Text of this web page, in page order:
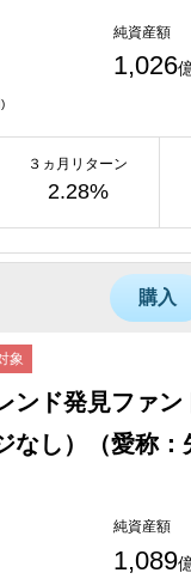
純資産額
1,026
３ヵ月リターン
2.28%
購入
象
ンド発見ファン
なし）（愛称：
純資産額
1,089